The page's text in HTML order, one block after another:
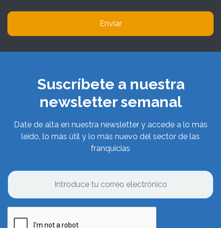
Enviar
Suscríbete a nuestra
newsletter semanal
Date de alta en nuestra newsletter y accede a lo más
leído, lo más útil y lo más nuevo del sector de las
franquicias